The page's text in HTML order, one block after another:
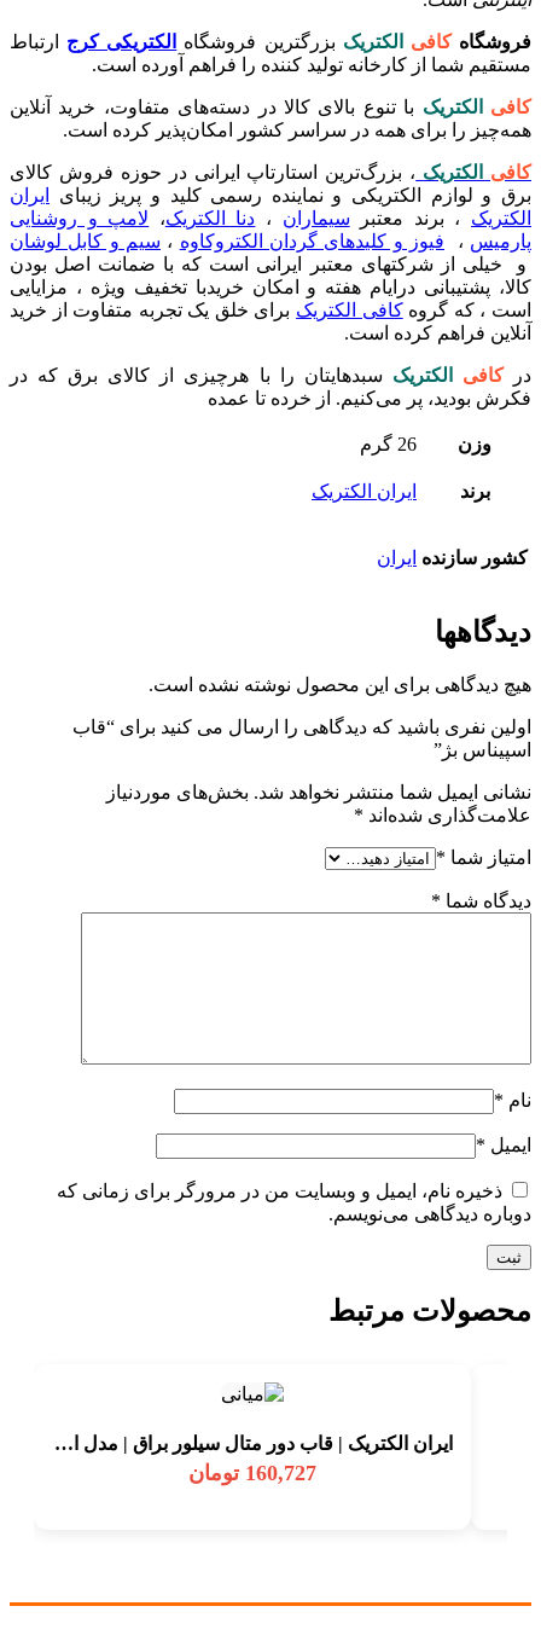
فروشگاهکافی الکتریک بزرگترین فروشگاه الکتریکی کرج
ارتباط
مستقیم شما از کارخانه تولید کننده را فراهم آورده است.
کافی الکتریک با تنوع بالای کالا در دسته‌های متفاوت، خرید آنلاین
همه‌چیز را برای همه در سراسر کشور امکان‌پذیر کرده است.
کافی الکتریک ، بزرگ‌ترین استارتاپ ایرانی در حوزه فروش کالای
برق و لوازم الکتریکی و نماینده رسمی کلید و پریز زیبای
ایران
الکتریک ،‌ برند معتبر سیماران ، دنا الکتریک، لامپ و روشنایی
پارمیس ، فیوز و کلیدهای گردان الکتروکاوه ، سیم و کابل لوشان
و خیلی از شرکتهای معتبر ایرانی است که با ضمانت اصل بودن
کالا، پشتیبانی درایام هفته و امکان خریدبا تخفیف ویژه ، مزایایی
است ، که گروهکافی الکتریک برای خلق یک تجربه متفاوت از خرید
آنلاین فراهم کرده است.
درکافی الکتریک سبدهایتان را با هرچیزی از کالای برق که در
فکرش بودید، پر می‌کنیم. از خرده تا عمده
وزن 26 گرم
برند ایران الکتریک
کشور سازنده ایران
دیدگاهها
هیچ دیدگاهی برای این محصول نوشته نشده است.
اولین نفری باشید که دیدگاهی را ارسال می کنید برای “قاب
اسپیناس بژ”
نشانی ایمیل شما منتشر نخواهد شد. بخش‌های موردنیاز
علامت‌گذاری شده‌اند *
امتیاز شما *
دیدگاه شما *
نام *
ایمیل *
ذخیره نام، ایمیل و وبسایت من در مرورگر برای زمانی که
دوباره دیدگاهی می‌نویسم.
محصولات مرتبط
ایران الکتریک | قاب دور متال سیلور براق | مدل الیزه
160,727 تومان